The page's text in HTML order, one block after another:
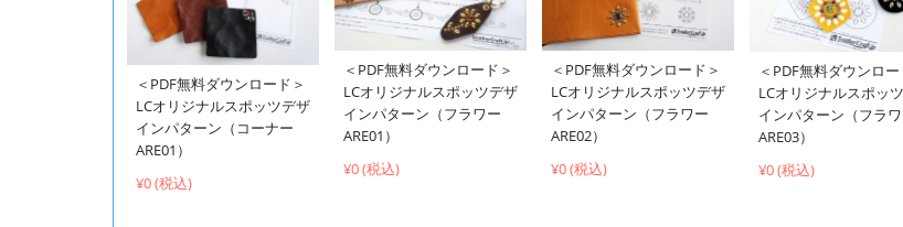
＜PDF無料ダウンロード＞
LCオリジナルスポッツデザ
インパターン（コーナー
ARE01）
¥0 (税込)
＜PDF無料ダウンロード＞
LCオリジナルスポッツデザ
インパターン（フラワー
ARE01）
¥0 (税込)
＜PDF無料ダウンロード＞
LCオリジナルスポッツデザ
インパターン（フラワー
ARE02）
¥0 (税込)
＜PDF無料ダウンロー
LCオリジナルスポッ
インパターン（フラ
ARE03）
¥0 (税込)